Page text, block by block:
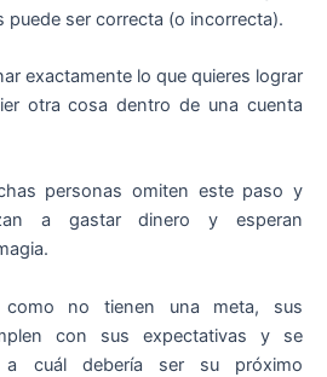
puede ser correcta (o incorrecta).
exactamente lo que quieres lograr
otra cosa dentro de una cuenta
personas omiten este paso y
a gastar dinero y esperan
no tienen una meta, sus
con sus expectativas y se
a cuál debería ser su próximo